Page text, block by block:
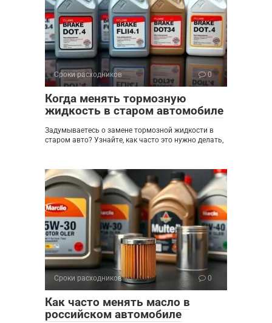
Сроки расходников 0
Когда менять тормозную
жидкость в старом автомобиле
Задумываетесь о замене тормозной жидкости в
старом авто? Узнайте, как часто это нужно делать,
Сроки расходников 0
Как часто менять масло в
российском автомобиле